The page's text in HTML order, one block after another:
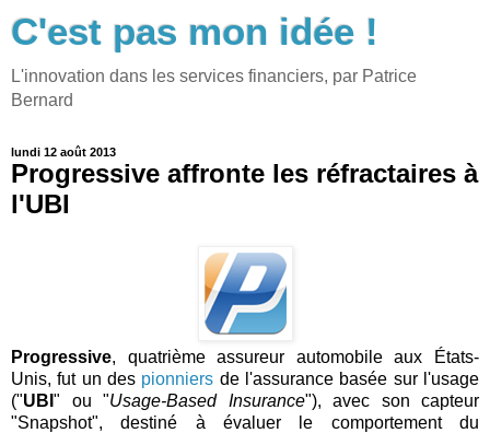
C'est pas mon idée !
L'innovation dans les services financiers, par Patrice
Bernard
lundi 12 août 2013
Progressive affronte les réfractaires à
l'UBI
Progressive, quatrième assureur automobile aux États-
Unis, fut un des pionniers de l'assurance basée sur l'usage
("UBI " ou "Usage-Based Insurance"), avec son capteur
"Snapshot", destiné à évaluer le comportement du